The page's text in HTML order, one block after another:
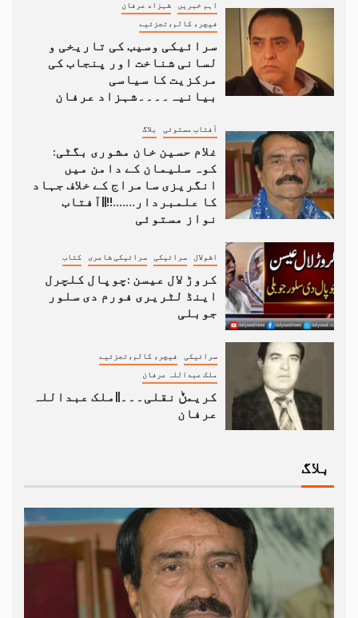
اہم خبریں شہزاد عرفان
فیچر، کالم،تجزئیے
سرائیکی وسیب کی تاریخی و
لسانی شناخت اور پنجاب کی
مرکزیت کا سیاسی
بیانیہ۔۔۔۔شہزاد عرفان
آفتاب مستوئی بلاگ
غلام حسین خان مشوری بگٹی:
کوہ سلیمان کے دامن میں
انگریزی سامراج کے خلاف جہاد
کا علمبردار…….!!||آفتاب
نواز مستوئی
اشولال سرائیکی سرائیکی شاعری کتاب
کروڑ لال عیسن :چوپال کلچرل
اینڈ لٹریری فورم دی سلور
جوبلی
سرائیکی فیچر، کالم،تجزئیے
ملک عبداللہ عرفان
کریمݨ نقلی۔۔۔||ملک عبداللہ
عرفان
بلاگ